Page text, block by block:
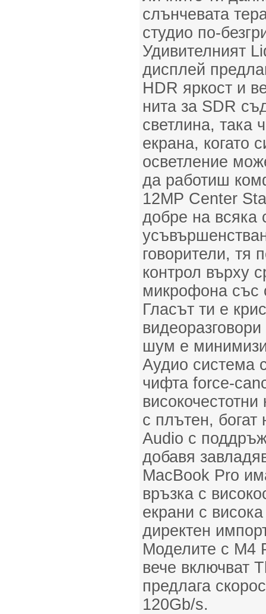
слънчевата
студио по-
Удивителният
дисплей
HDR яркост и
нита за SDR
светлина, така
екрана, когато
осветление
да работиш
12MP Center
добре на всяка
говорители, тя
контрол върху
микрофона със
Гласът ти е
шум е
Аудио система
чифта force-
с плътен, богат
Audio с
добавя
MacBook Pro
връзка с
екрани с
директен
Моделите с M4
вече включват
предлага
120Gb/s.